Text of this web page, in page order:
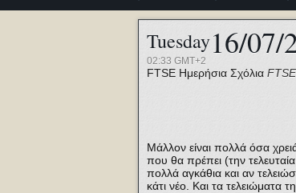
Tuesday16/07/
02:33 GMT+2
FTSE Ημερήσια Σχόλια FTSE
Μάλλον είναι πολλά όσα
που θα πρέπει (την
πολλά αγκάθια και αν
κάτι νέο. Και τα τελειώματα